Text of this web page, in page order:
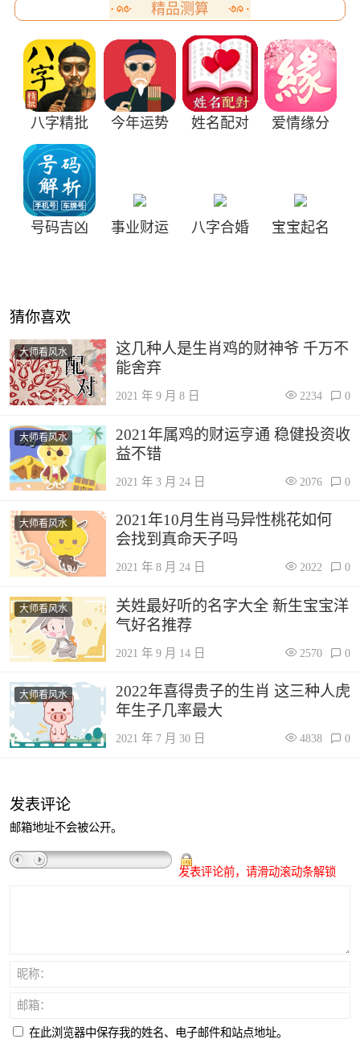
精品测算
八字精批 今年运势 姓名配对 爱情缘分
号码吉凶 事业财运 八字合婚 宝宝起名
猜你喜欢
大师看风水
这几种人是生肖鸡的财神爷 千万不
能舍弃
2021 年 9 月 8 日 2234 0
大师看风水
2021年属鸡的财运亨通 稳健投资收
益不错
2021 年 3 月 24 日 2076 0
大师看风水
2021年10月生肖马异性桃花如何
会找到真命天子吗
2021 年 8 月 24 日 2022 0
大师看风水
关姓最好听的名字大全 新生宝宝洋
气好名推荐
2021 年 9 月 14 日 2570 0
大师看风水
2022年喜得贵子的生肖 这三种人虎
年生子几率最大
2021 年 7 月 30 日 4838 0
发表评论
邮箱地址不会被公开。
发表评论前，请滑动滚动条解锁
昵称：
邮箱：
在此浏览器中保存我的姓名、电子邮件和站点地址。